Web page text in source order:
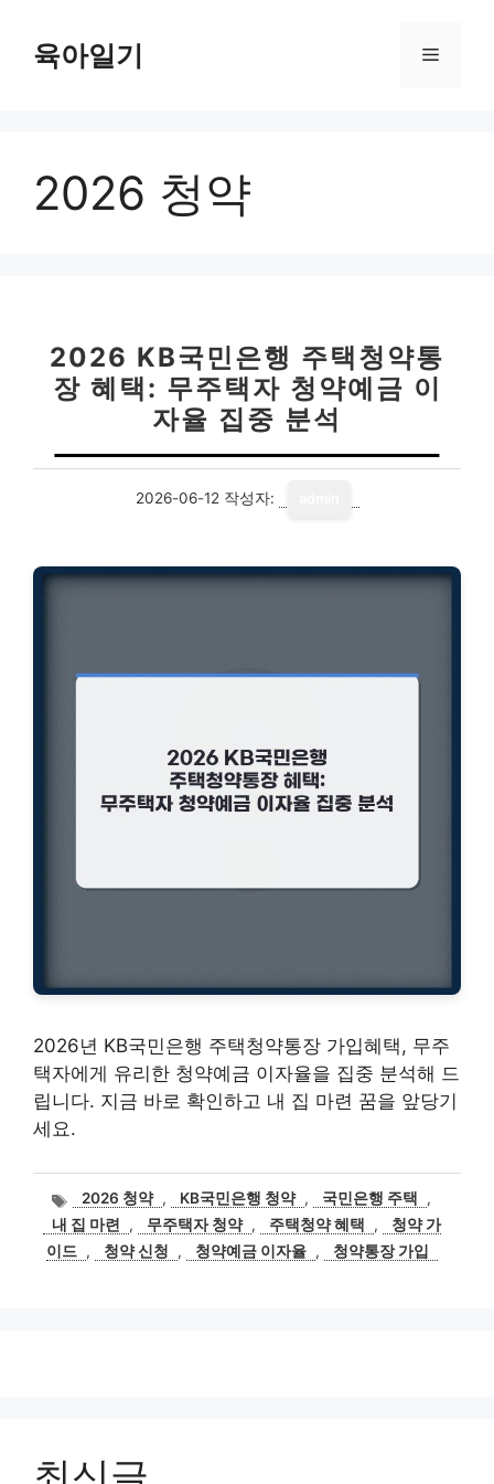
육아일기 메
2026 청약
2026 KB국민은행 주택청약통
장 혜택: 무주택자 청약예금 이
자율 집중 분석
2026-06-12 작성자:
2026년 KB국민은행 주택청약통장 가입혜택, 무주
택자에게 유리한 청약예금 이자율을 집중 분석해 드
립니다. 지금 바로 확인하고 내 집 마련 꿈을 앞당기
세요.
태
그
2026 청약 , KB국민은행 청약 , 국민은행 주택
,
내 집 마련
, 무주택자 청약 , 주택청약 혜택 ,
청약 가
이드 , 청약 신청 , 청약예금 이자율 , 청약통장 가입